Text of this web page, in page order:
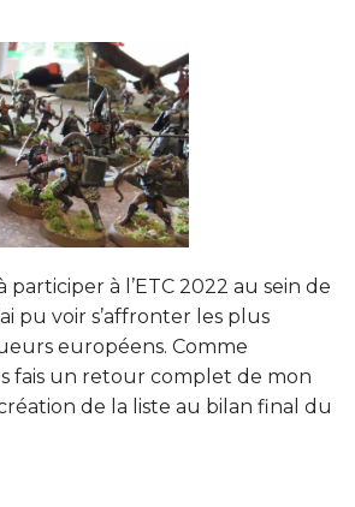
participer à l’ETC 2022 au sein de
pu voir s’affronter les plus
européens. Comme
fais un retour complet de mon
de la liste au bilan final du